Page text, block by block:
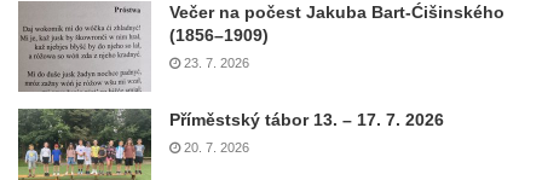
Večer na počest Jakuba Bart-Ćišinského
(1856–1909)
23. 7. 2026
Příměstský tábor 13. – 17. 7. 2026
20. 7. 2026